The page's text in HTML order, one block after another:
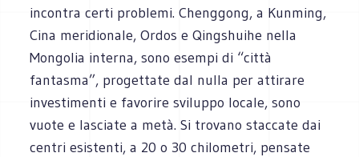
incontra certi problemi. Chenggong, a Kunming,
Cina meridionale, Ordos e Qingshuihe nella
Mongolia interna, sono esempi di “città
fantasma”, progettate dal nulla per attirare
investimenti e favorire sviluppo locale, sono
vuote e lasciate a metà. Si trovano staccate dai
centri esistenti, a 20 o 30 chilometri, pensate